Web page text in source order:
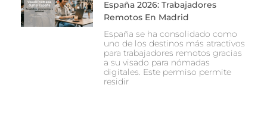
España 2026: Trabajadores
Remotos En Madrid
España se ha consolidado como
uno de los destinos más atractivos
para trabajadores remotos gracias
a su visado para nómadas
digitales. Este permiso permite
residir